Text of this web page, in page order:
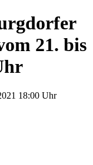
21. bis
18:00 Uhr